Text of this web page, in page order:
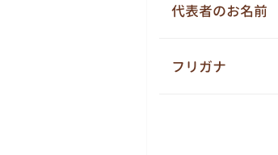
代表者のお名前
フリガナ